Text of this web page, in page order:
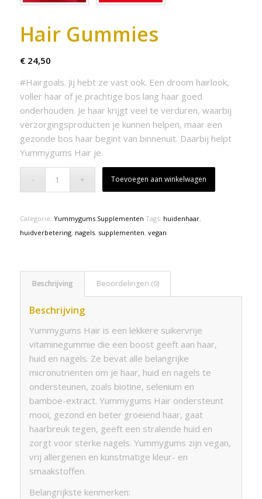
Hair Gummies
€24,50
#Hairgoals. Jij hebt ze vast ook. Een droom hairlook,
voller haar of je prachtige bos lang haar goed
onderhouden. Je haar krijgt veel te verduren, waarbij
verzorgingsproducten je kunnen helpen, maar een
gezonde bos haar begint van binnenuit. Daarbij helpt
Yummygums Hair je.
Toevoegen aan winkelwagen
Categorie: Yummygums Supplementen Tags: huidenhaar,
huidverbetering, nagels, supplementen, vegan
Beschrijving Beoordelingen (0)
Beschrijving
Yummygums Hair is een lekkere suikervrije
vitaminegummie die een boost geeft aan haar,
huid en nagels. Ze bevat alle belangrijke
micronutriënten om je haar, huid en nagels te
ondersteunen, zoals biotine, selenium en
bamboe-extract. Yummygums Hair ondersteunt
mooi, gezond en beter groeiend haar, gaat
haarbreuk tegen, geeft een stralende huid en
zorgt voor sterke nagels. Yummygums zijn vegan,
vrij allergenen en kunstmatige kleur- en
smaakstoffen.
Belangrijkste kenmerken: